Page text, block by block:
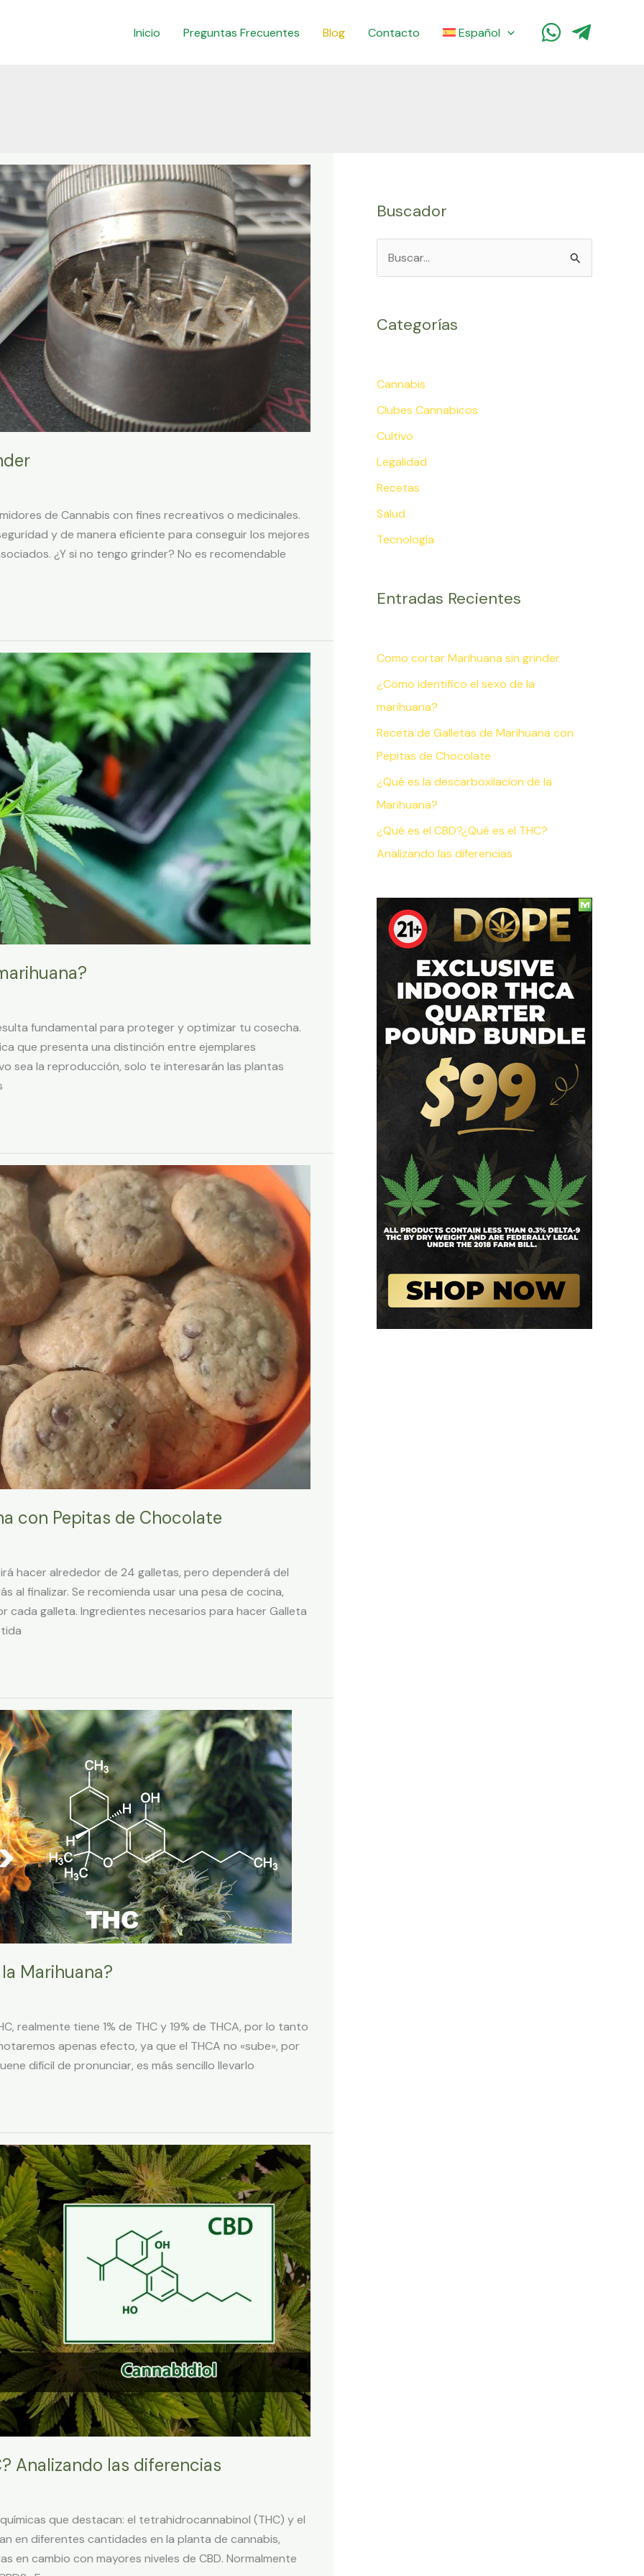
Inicio Preguntas Frecuentes Blog Contacto Español
de Cannabis con fines recreativos o medicinales.
y de manera eficiente para conseguir los mejores
¿Y si no tengo grinder? No es recomendable
fundamental para proteger y optimizar tu cosecha.
que presenta una distinción entre ejemplares
sea la reproducción, solo te interesarán las plantas
con Pepitas de Chocolate
hacer alrededor de 24 galletas, pero dependerá del
al finalizar. Se recomienda usar una pesa de cocina,
cada galleta. Ingredientes necesarios para hacer Galleta
Marihuana?
realmente tiene 1% de THC y 19% de THCA, por lo tanto
apenas efecto, ya que el THCA no «sube», por
difícil de pronunciar, es más sencillo llevarlo
Analizando las diferencias
que destacan: el tetrahidrocannabinol (THC) y el
en diferentes cantidades en la planta de cannabis,
en cambio con mayores niveles de CBD. Normalmente
Buscador
c
p
o
r
:
Categorías
Cannabis
Clubes Cannabicos
Cultivo
Legalidad
Recetas
Salud
Tecnología
Entradas Recientes
Como cortar Marihuana sin grinder
¿Como identifico el sexo de la
marihuana?
Receta de Galletas de Marihuana con
Pepitas de Chocolate
¿Qué es la descarboxilacion de la
Marihuana?
¿Qué es el CBD?¿Qué es el THC?
Analizando las diferencias